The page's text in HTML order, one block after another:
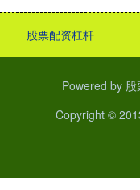
股票配资杠杆
Powered by
Copyright ©